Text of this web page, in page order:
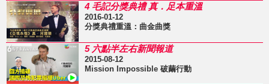
4 毛記分獎典禮 真．足本重溫
2016-01-12
分獎典禮重溫：曲金曲獎
5 六點半左右新聞報道
2015-08-12
Mission Impossible 破繭行動